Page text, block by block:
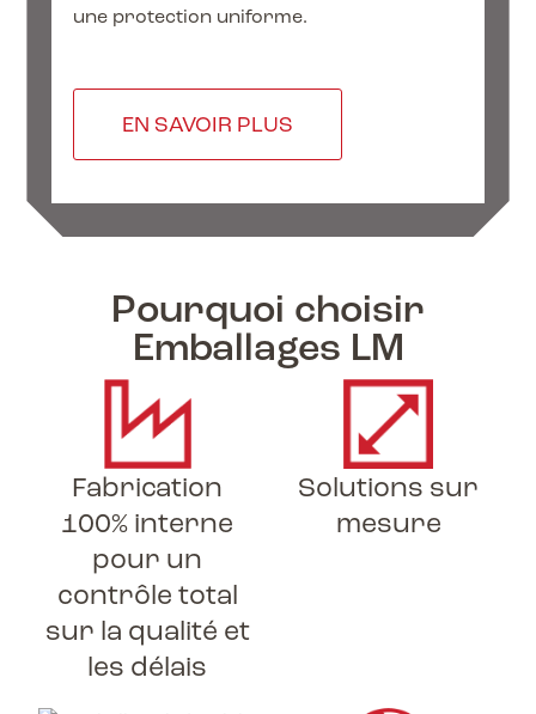
une protection uniforme.
EN SAVOIR PLUS
Pourquoi choisir
Emballages LM
Fabrication
100% interne
pour un
contrôle total
sur la qualité et
les délais
Solutions sur
mesure